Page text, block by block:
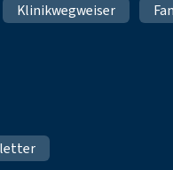
Klinikwegweiser